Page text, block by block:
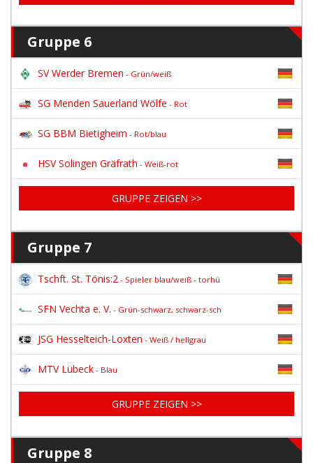
Gruppe 6
SV Werder Bremen - Grün/weiß
SG Menden Sauerland Wölfe - Rot
SG BBM Bietigheim - Rot/blau
HSV Solingen Gräfrath - Weiß-rot
GRUPPE ZEIGEN >>
Gruppe 7
Tschft. St. Tönis:2 - Spieler blau/weiß - torhü
SFN Vechta e. V. - Grün-schwarz, schwarz-sch
JSG Hesselteich-Loxten - Weiß / hellgrau
MTV Lübeck - Blau
GRUPPE ZEIGEN >>
Gruppe 8